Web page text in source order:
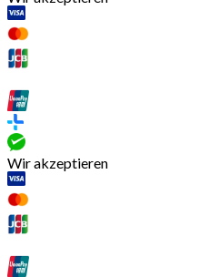
Wir akzeptieren